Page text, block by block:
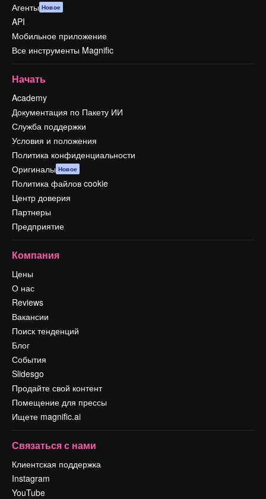
Агенты Новое
API
Мобильное приложение
Все инструменты Magnific
Начать
Academy
Документация по Пакету ИИ
Служба поддержки
Условия и положения
Политика конфиденциальности
Оригиналы Новое
Политика файлов cookie
Центр доверия
Партнеры
Предприятие
Компания
Цены
О нас
Reviews
Вакансии
Поиск тенденций
Блог
События
Slidesgo
Продайте свой контент
Помещение для прессы
Ищете magnific.ai
Связаться с нами
Клиентская поддержка
Instagram
YouTube